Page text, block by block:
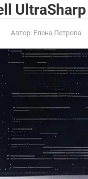
Автор: Елена Петрова